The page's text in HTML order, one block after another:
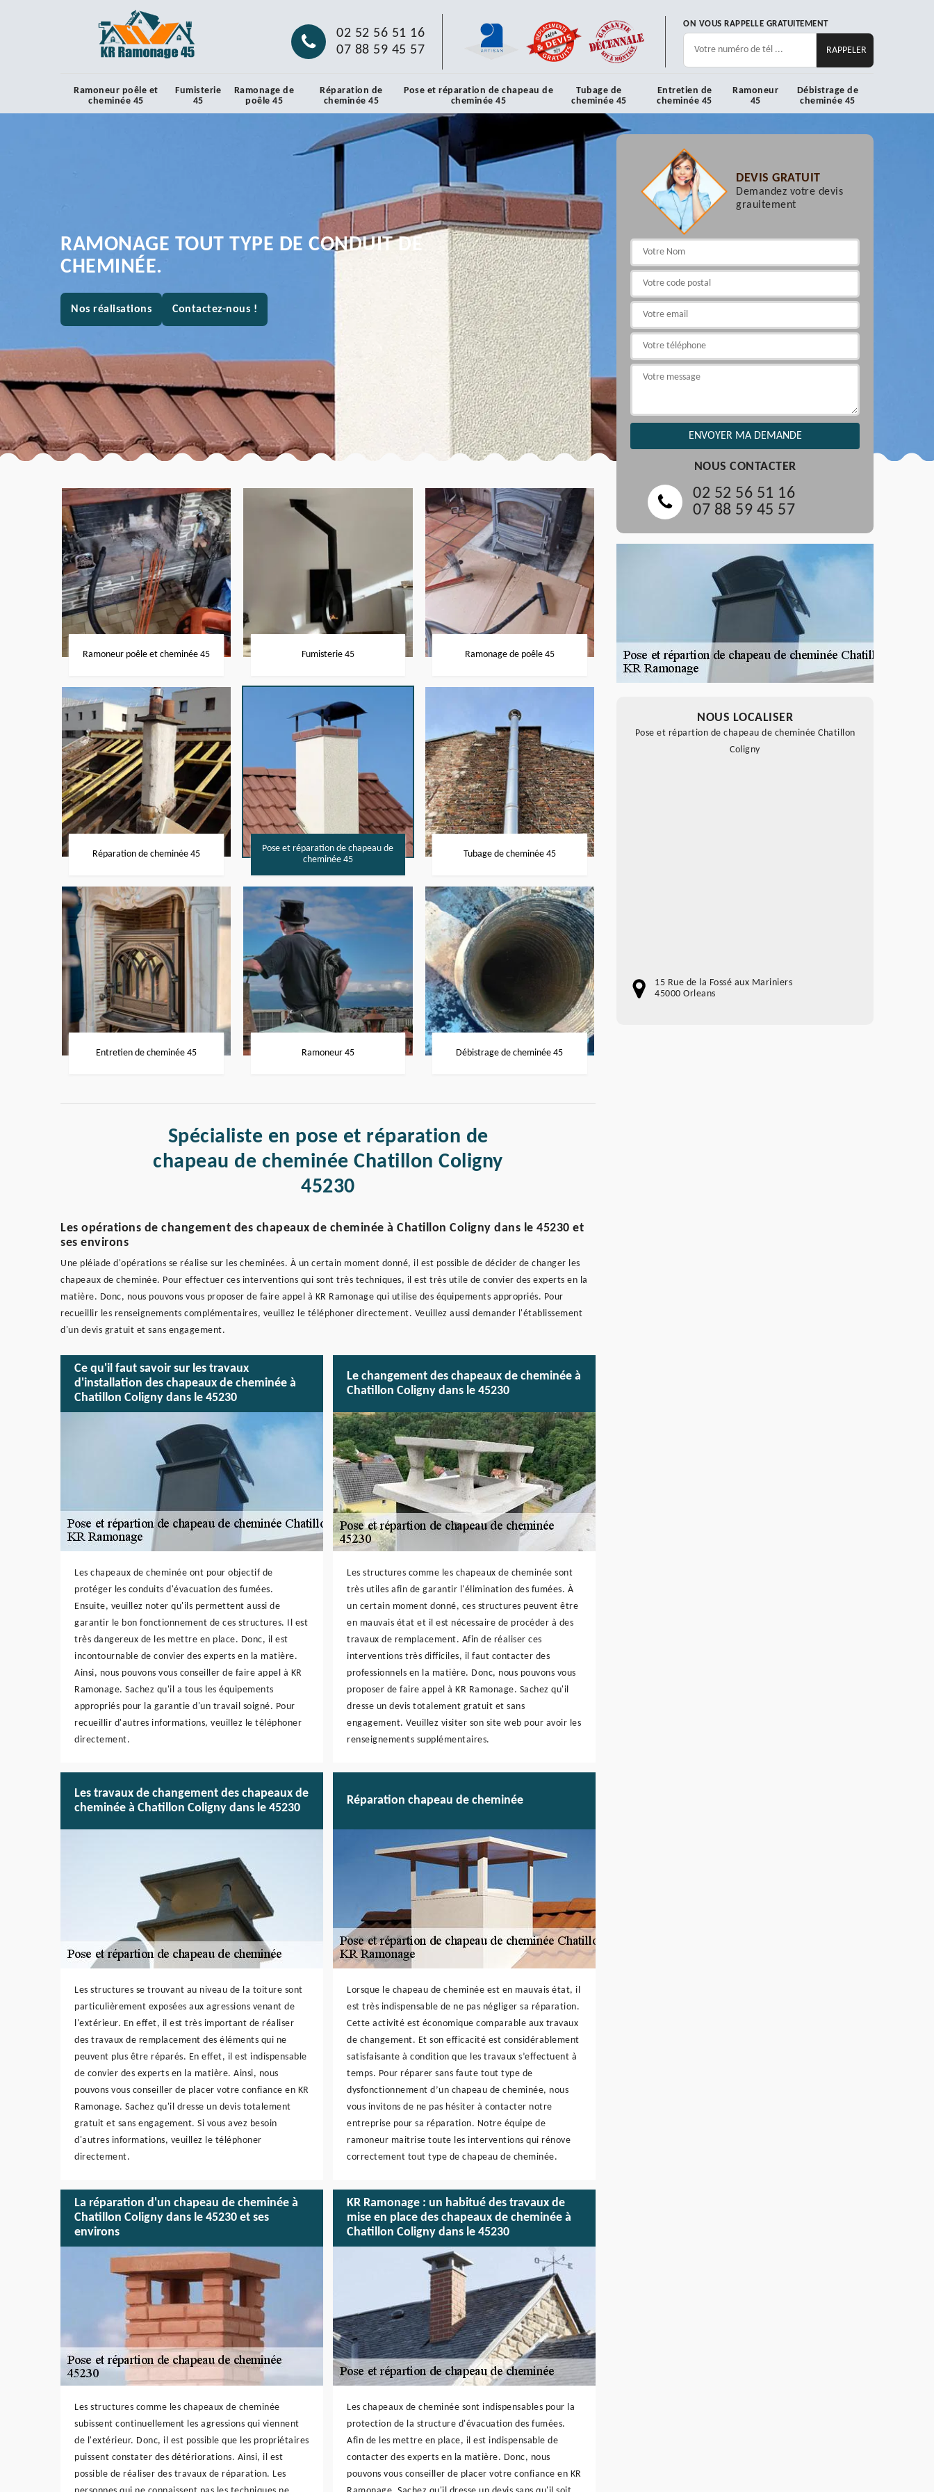
02 52 56 51 16
07 88 59 45 57
ON VOUS RAPPELLE GRATUITEMENT
Ramoneur poêle et
cheminée 45
Fumisterie
45
Ramonage de
poêle 45
Réparation de
cheminée 45
Pose et réparation de chapeau de
cheminée 45
Tubage de
cheminée 45
Entretien de
cheminée 45
Ramoneur
45
Débistrage de
cheminée 45
RAMONAGE TOUT TYPE DE CONDUIT DE
CHEMINÉE.
Nos réalisations Contactez-nous !
Ramoneur poêle et cheminée 45 Fumisterie 45 Ramonage de poêle 45
Réparation de cheminée 45
Pose et réparation de chapeau de
cheminée 45
Tubage de cheminée 45
Entretien de cheminée 45 Ramoneur 45 Débistrage de cheminée 45
Spécialiste en pose et réparation de
chapeau de cheminée Chatillon Coligny
45230
Les opérations de changement des chapeaux de cheminée à Chatillon Coligny dans le 45230 et
ses environs
Une pléiade d'opérations se réalise sur les cheminées. À un certain moment donné, il est possible de décider de changer les
chapeaux de cheminée. Pour effectuer ces interventions qui sont très techniques, il est très utile de convier des experts en la
matière. Donc, nous pouvons vous proposer de faire appel à KR Ramonage qui utilise des équipements appropriés. Pour
recueillir les renseignements complémentaires, veuillez le téléphoner directement. Veuillez aussi demander l'établissement
d'un devis gratuit et sans engagement.
Ce qu'il faut savoir sur les travaux
d'installation des chapeaux de cheminée à
Chatillon Coligny dans le 45230
Les chapeaux de cheminée ont pour objectif de
protéger les conduits d'évacuation des fumées.
Ensuite, veuillez noter qu'ils permettent aussi de
garantir le bon fonctionnement de ces structures. Il est
très dangereux de les mettre en place. Donc, il est
incontournable de convier des experts en la matière.
Ainsi, nous pouvons vous conseiller de faire appel à KR
Ramonage. Sachez qu'il a tous les équipements
appropriés pour la garantie d'un travail soigné. Pour
recueillir d'autres informations, veuillez le téléphoner
directement.
Le changement des chapeaux de cheminée à
Chatillon Coligny dans le 45230
Les structures comme les chapeaux de cheminée sont
très utiles afin de garantir l'élimination des fumées. À
un certain moment donné, ces structures peuvent être
en mauvais état et il est nécessaire de procéder à des
travaux de remplacement. Afin de réaliser ces
interventions très difficiles, il faut contacter des
professionnels en la matière. Donc, nous pouvons vous
proposer de faire appel à KR Ramonage. Sachez qu'il
dresse un devis totalement gratuit et sans
engagement. Veuillez visiter son site web pour avoir les
renseignements supplémentaires.
Les travaux de changement des chapeaux de
cheminée à Chatillon Coligny dans le 45230
Les structures se trouvant au niveau de la toiture sont
particulièrement exposées aux agressions venant de
l'extérieur. En effet, il est très important de réaliser
des travaux de remplacement des éléments qui ne
peuvent plus être réparés. En effet, il est indispensable
de convier des experts en la matière. Ainsi, nous
pouvons vous conseiller de placer votre confiance en KR
Ramonage. Sachez qu'il dresse un devis totalement
gratuit et sans engagement. Si vous avez besoin
d'autres informations, veuillez le téléphoner
directement.
Réparation chapeau de cheminée
Lorsque le chapeau de cheminée est en mauvais état, il
est très indispensable de ne pas négliger sa réparation.
Cette activité est économique comparable aux travaux
de changement. Et son efficacité est considérablement
satisfaisante à condition que les travaux s’effectuent à
temps. Pour réparer sans faute tout type de
dysfonctionnement d’un chapeau de cheminée, nous
vous invitons de ne pas hésiter à contacter notre
entreprise pour sa réparation. Notre équipe de
ramoneur maitrise toute les interventions qui rénove
correctement tout type de chapeau de cheminée.
La réparation d'un chapeau de cheminée à
Chatillon Coligny dans le 45230 et ses
environs
Les structures comme les chapeaux de cheminée
subissent continuellement les agressions qui viennent
de l'extérieur. Donc, il est possible que les propriétaires
puissent constater des détériorations. Ainsi, il est
possible de réaliser des travaux de réparation. Les
KR Ramonage : un habitué des travaux de
mise en place des chapeaux de cheminée à
Chatillon Coligny dans le 45230
Les chapeaux de cheminée sont indispensables pour la
protection de la structure d'évacuation des fumées.
Afin de les mettre en place, il est indispensable de
contacter des experts en la matière. Donc, nous
pouvons vous conseiller de placer votre confiance en KR
DEVIS GRATUIT
Demandez votre devis
grauitement
NOUS CONTACTER
02 52 56 51 16
07 88 59 45 57
NOUS LOCALISER
Pose et répartion de chapeau de cheminée Chatillon
Coligny
15 Rue de la Fossé aux Mariniers
45000 Orleans